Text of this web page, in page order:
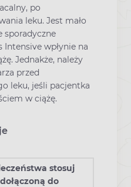
po
leku. Jest mało
sporadyczne
wpłynie na
Jednakże, należy
przed
leku, jeśli pacjentka
w ciążę.
stosuj
do